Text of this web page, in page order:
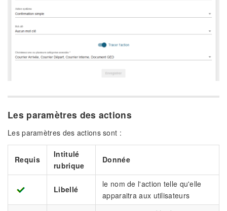
Les paramètres des actions
Les paramètres des actions sont :
Requis
Intitulé
rubrique
Donnée
Libellé
le nom de l'action telle qu'elle
apparaitra aux utilisateurs